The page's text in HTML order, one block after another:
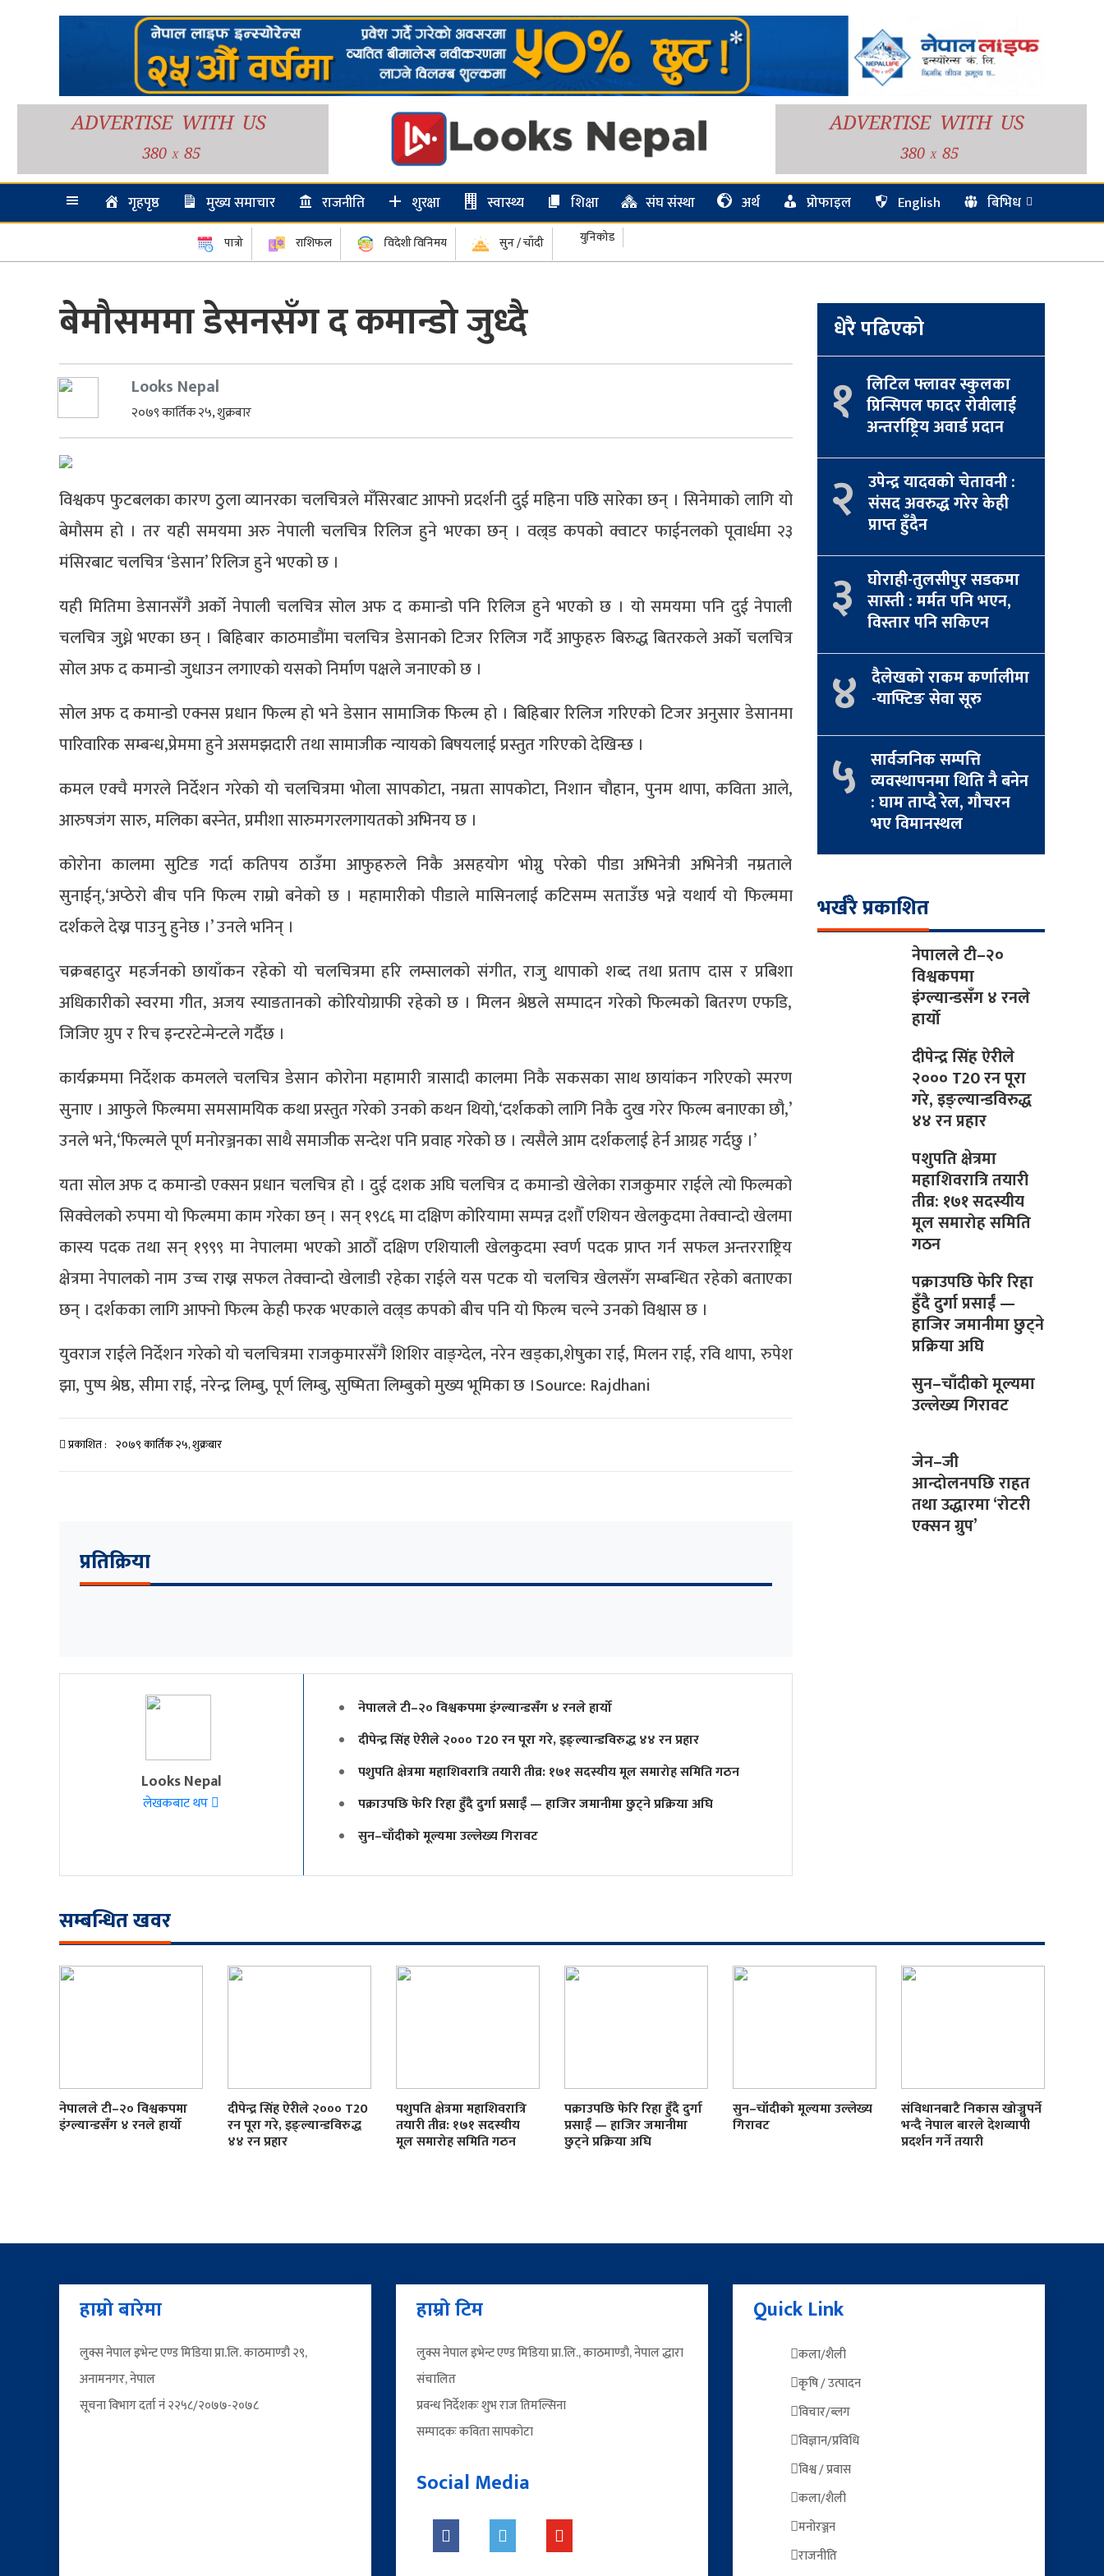
गृहपृष्ठ मुख्य समाचार राजनीति शुरक्षा स्वास्थ्य शिक्षा संघ संस्था अर्थ प्रोफाइल English बिभिध
पात्रो राशिफल विदेशी विनिमय सुन / चाँदी युनिकोड
बेमौसममा डेसनसँग द कमान्डो जुध्दै
Looks Nepal
२०७९ कार्तिक २५, शुक्रबार
विश्वकप फुटबलका कारण ठुला व्यानरका चलचित्रले मँसिरबाट आफ्नो प्रदर्शनी दुई महिना पछि सारेका छन् । सिनेमाको लागि यो
बेमौसम हो । तर यही समयमा अरु नेपाली चलचित्र रिलिज हुने भएका छन् । वल्र्ड कपको क्वाटर फाईनलको पूवार्धमा २३
मंसिरबाट चलचित्र ‘डेसान’ रिलिज हुने भएको छ ।
यही मितिमा डेसानसँगै अर्को नेपाली चलचित्र सोल अफ द कमान्डो पनि रिलिज हुने भएको छ । यो समयमा पनि दुई नेपाली
चलचित्र जुध्ने भएका छन् । बिहिबार काठमाडौंमा चलचित्र डेसानको टिजर रिलिज गर्दै आफुहरु बिरुद्ध बितरकले अर्को चलचित्र
सोल अफ द कमान्डो जुधाउन लगाएको यसको निर्माण पक्षले जनाएको छ ।
सोल अफ द कमान्डो एक्नस प्रधान फिल्म हो भने डेसान सामाजिक फिल्म हो । बिहिबार रिलिज गरिएको टिजर अनुसार डेसानमा
पारिवारिक सम्बन्ध,प्रेममा हुने असमझदारी तथा सामाजीक न्यायको बिषयलाई प्रस्तुत गरिएको देखिन्छ ।
कमल एक्चै मगरले निर्देशन गरेको यो चलचित्रमा भोला सापकोटा, नम्रता सापकोटा, निशान चौहान, पुनम थापा, कविता आले,
आरुषजंग सारु, मलिका बस्नेत, प्रमीशा सारुमगरलगायतको अभिनय छ ।
कोरोना कालमा सुटिङ गर्दा कतिपय ठाउँमा आफुहरुले निकै असहयोग भोग्नु परेको पीडा अभिनेत्री अभिनेत्री नम्रताले
सुनाईन्,‘अप्ठेरो बीच पनि फिल्म राम्रो बनेको छ । महामारीको पीडाले मासिनलाई कटिसम्म सताउँछ भन्ने यथार्य यो फिल्ममा
दर्शकले देख्न पाउनु हुनेछ ।’ उनले भनिन् ।
चक्रबहादुर महर्जनको छायाँकन रहेको यो चलचित्रमा हरि लम्सालको संगीत, राजु थापाको शब्द तथा प्रताप दास र प्रबिशा
अधिकारीको स्वरमा गीत, अजय स्याङतानको कोरियोग्राफी रहेको छ । मिलन श्रेष्ठले सम्पादन गरेको फिल्मको बितरण एफडि,
जिजिए ग्रुप र रिच इन्टरटेन्मेन्टले गर्दैछ ।
कार्यक्रममा निर्देशक कमलले चलचित्र डेसान कोरोना महामारी त्रासादी कालमा निकै सकसका साथ छायांकन गरिएको स्मरण
सुनाए । आफुले फिल्ममा समसामयिक कथा प्रस्तुत गरेको उनको कथन थियो,‘दर्शकको लागि निकै दुख गरेर फिल्म बनाएका छौ,’
उनले भने,‘फिल्मले पूर्ण मनोरञ्जनका साथै समाजीक सन्देश पनि प्रवाह गरेको छ । त्यसैले आम दर्शकलाई हेर्न आग्रह गर्दछु ।’
यता सोल अफ द कमान्डो एक्सन प्रधान चलचित्र हो । दुई दशक अघि चलचित्र द कमान्डो खेलेका राजकुमार राईले त्यो फिल्मको
सिक्वेलको रुपमा यो फिल्ममा काम गरेका छन् । सन् १९८६ मा दक्षिण कोरियामा सम्पन्न दशौँ एशियन खेलकुदमा तेक्वान्दो खेलमा
कास्य पदक तथा सन् १९९९ मा नेपालमा भएको आठौँ दक्षिण एशियाली खेलकुदमा स्वर्ण पदक प्राप्त गर्न सफल अन्तरराष्ट्रिय
क्षेत्रमा नेपालको नाम उच्च राख्न सफल तेक्वान्दो खेलाडी रहेका राईले यस पटक यो चलचित्र खेलसँग सम्बन्धित रहेको बताएका
छन् । दर्शकका लागि आफ्नो फिल्म केही फरक भएकाले वल्र्ड कपको बीच पनि यो फिल्म चल्ने उनको विश्वास छ ।
युवराज राईले निर्देशन गरेको यो चलचित्रमा राजकुमारसँगै शिशिर वाङ्ग्देल, नरेन खड्का,शेषुका राई, मिलन राई, रवि थापा, रुपेश
झा, पुष्प श्रेष्ठ, सीमा राई, नरेन्द्र लिम्बु, पूर्ण लिम्बु, सुष्मिता लिम्बुको मुख्य भूमिका छ ।Source: Rajdhani
प्रकाशित : २०७९ कार्तिक २५, शुक्रबार
प्रतिक्रिया
Looks Nepal
लेखकबाट थप
नेपालले टी–२० विश्वकपमा इंग्ल्यान्डसँग ४ रनले हार्यो
दीपेन्द्र सिंह ऐरीले २००० T20 रन पूरा गरे, इङ्ल्यान्डविरुद्ध ४४ रन प्रहार
पशुपति क्षेत्रमा महाशिवरात्रि तयारी तीव्र: १७१ सदस्यीय मूल समारोह समिति गठन
पक्राउपछि फेरि रिहा हुँदै दुर्गा प्रसाईं — हाजिर जमानीमा छुट्ने प्रक्रिया अघि
सुन–चाँदीको मूल्यमा उल्लेख्य गिरावट
धेरै पढिएको
१ लिटिल फ्लावर स्कुलका
प्रिन्सिपल फादर रोवीलाई
अन्तर्राष्ट्रिय अवार्ड प्रदान
२ उपेन्द्र यादवको चेतावनी :
संसद अवरुद्ध गरेर केही
प्राप्त हुँदैन
३ घोराही-तुलसीपुर सडकमा
सास्ती : मर्मत पनि भएन,
विस्तार पनि सकिएन
४ दैलेखको राकम कर्णालीमा
-याफ्टिङ सेवा सूरु
५ सार्वजनिक सम्पत्ति
व्यवस्थापनमा थिति नै बनेन
: घाम ताप्दै रेल, गौचरन
भए विमानस्थल
भर्खरै प्रकाशित
नेपालले टी–२०
विश्वकपमा
इंग्ल्यान्डसँग ४ रनले
हार्यो
दीपेन्द्र सिंह ऐरीले
२००० T20 रन पूरा
गरे, इङ्ल्यान्डविरुद्ध
४४ रन प्रहार
पशुपति क्षेत्रमा
महाशिवरात्रि तयारी
तीव्र: १७१ सदस्यीय
मूल समारोह समिति
गठन
पक्राउपछि फेरि रिहा
हुँदै दुर्गा प्रसाईं —
हाजिर जमानीमा छुट्ने
प्रक्रिया अघि
सुन–चाँदीको मूल्यमा
उल्लेख्य गिरावट
जेन–जी
आन्दोलनपछि राहत
तथा उद्धारमा ‘रोटरी
एक्सन ग्रुप’
सम्बन्धित खवर
नेपालले टी–२० विश्वकपमा
इंग्ल्यान्डसँग ४ रनले हार्यो
दीपेन्द्र सिंह ऐरीले २००० T20
रन पूरा गरे, इङ्ल्यान्डविरुद्ध
४४ रन प्रहार
पशुपति क्षेत्रमा महाशिवरात्रि
तयारी तीव्र: १७१ सदस्यीय
मूल समारोह समिति गठन
पक्राउपछि फेरि रिहा हुँदै दुर्गा
प्रसाईं — हाजिर जमानीमा
छुट्ने प्रक्रिया अघि
सुन–चाँदीको मूल्यमा उल्लेख्य
गिरावट
संविधानबाटै निकास खोज्नुपर्ने
भन्दै नेपाल बारले देशव्यापी
प्रदर्शन गर्ने तयारी
हाम्रो बारेमा
लुक्स नेपाल इभेन्ट एण्ड मिडिया प्रा.लि. काठमाण्डौ २९,
अनामनगर, नेपाल
सूचना विभाग दर्ता नं २२५८/२०७७-२०७८
हाम्रो टिम
लुक्स नेपाल इभेन्ट एण्ड मिडिया प्रा.लि., काठमाण्डौ, नेपाल द्धारा
संचालित
प्रवन्ध निर्देशकः शुभ राज तिमल्सिना
सम्पादकः कविता सापकोटा
Social Media
Quick Link
कला/शैली
कृषि / उत्पादन
विचार/ब्लग
विज्ञान/प्रविधि
विश्व / प्रवास
कला/शैली
मनोरञ्जन
राजनीति